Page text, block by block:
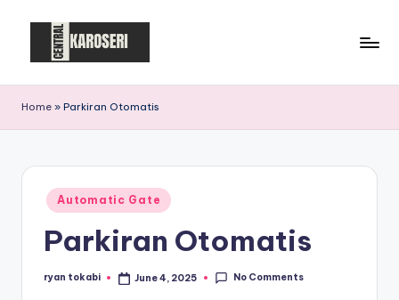
e
n
t
K
Home » Parkiran Otomatis
Posted
in
Automatic Gate
Parkiran Otomatis
Posted
ryan tokabi June 4, 2025 No Comments